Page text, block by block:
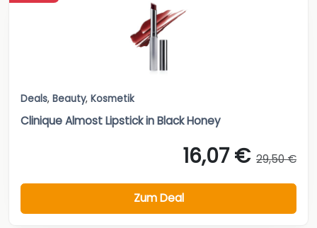
Deals, Beauty, Kosmetik
Clinique Almost Lipstick in Black Honey
16,07 € 29,50 €
Zum Deal